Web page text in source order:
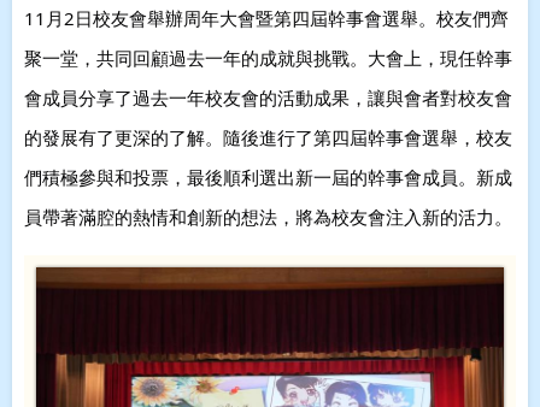
11月2日校友會舉辦周年大會暨第四屆幹事會選舉。校友們齊
聚一堂，共同回顧過去一年的成就與挑戰。大會上，現任幹事
會成員分享了過去一年校友會的活動成果，讓與會者對校友會
的發展有了更深的了解。隨後進行了第四屆幹事會選舉，校友
們積極參與和投票，最後順利選出新一屆的幹事會成員。新成
員帶著滿腔的熱情和創新的想法，將為校友會注入新的活力。